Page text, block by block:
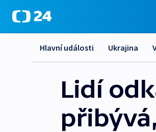
Hlavní události Ukrajina
Lidí